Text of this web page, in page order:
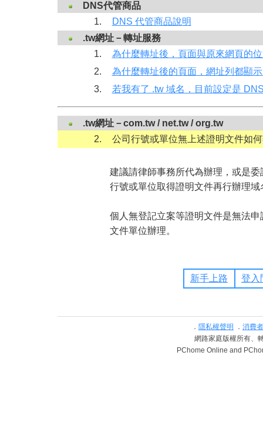
DNS代管商品
1.
DNS 代管商品說明
.tw網址－轉址服務
1.
為什麼轉址後，頁面與原來網頁的
2.
為什麼轉址後的頁面，網址列都顯
3.
若我有了 .tw 域名，目前設定是
.tw網址－com.tw / net.tw / org.tw
2.
公司行號或單位無上述證明文件如
建議請律師事務所代為辦理，或是
行號或單位取得證明文件再行辦理域
個人無登記立案等證明文件是無法
文件單位辦理。
新手上路 登入
． 隱私權聲明 ． 消費
網路家庭版權所有、
PChome Online and